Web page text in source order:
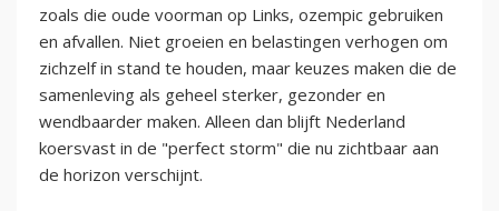
zoals die oude voorman op Links, ozempic gebruiken
en afvallen. Niet groeien en belastingen verhogen om
zichzelf in stand te houden, maar keuzes maken die de
samenleving als geheel sterker, gezonder en
wendbaarder maken. Alleen dan blijft Nederland
koersvast in de "perfect storm" die nu zichtbaar aan
de horizon verschijnt.